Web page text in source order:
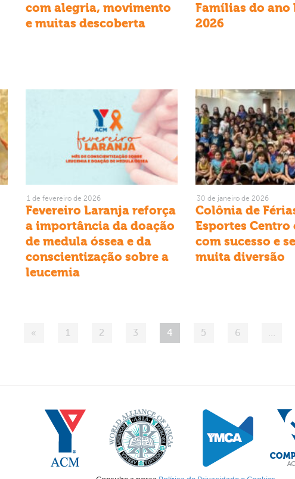
com alegria, movimento
e muitas descoberta
Famílias do ano
2026
1 de fevereiro de 2026
Fevereiro Laranja reforça
a importância da doação
de medula óssea e da
conscientização sobre a
leucemia
30 de janeiro de 2026
Colônia de
Esportes Centro
com sucesso e
muita diversão
« 1 2 3 4 5 6 …